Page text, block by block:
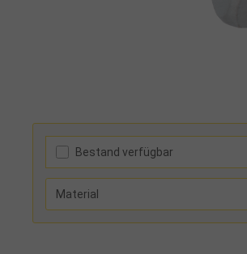
Bestand verfügbar
Material